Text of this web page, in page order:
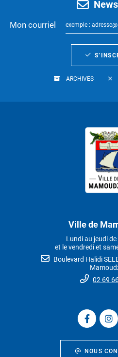
Mon courriel
ARCHIVES
Ville de
Lundi au jeudi
et le vendredi et
Boulevard Halidi
02 69
NOUS